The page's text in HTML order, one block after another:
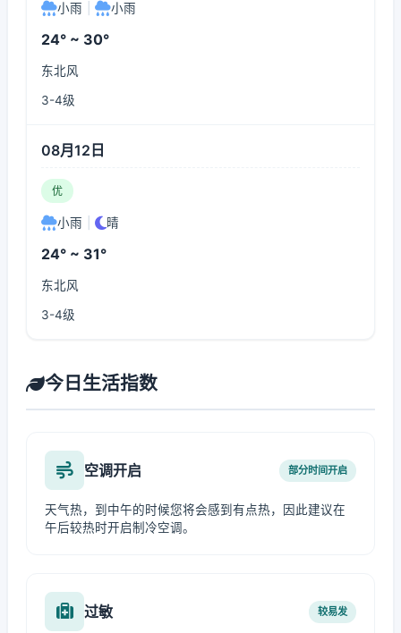
小雨 小雨
24° ~ 30°
东北风
3-4级
08月12日
优
小雨 晴
24° ~ 31°
东北风
3-4级
今日生活指数
空调开启 部分时间开启
天气热，到中午的时候您将会感到有点热，因此建议在
午后较热时开启制冷空调。
过敏 较易发